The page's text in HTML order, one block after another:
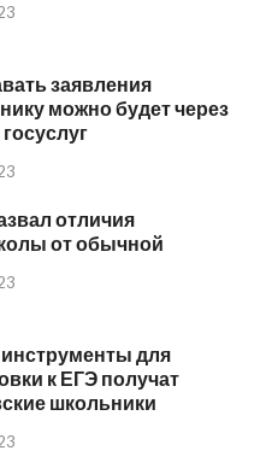
заявления
можно будет через
отличия
от обычной
для
к ЕГЭ получат
школьники